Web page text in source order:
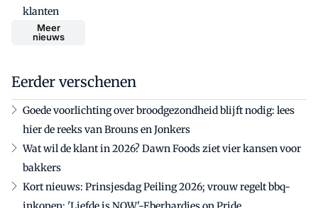
klanten
Meer
nieuws
Eerder verschenen
Goede voorlichting over broodgezondheid blijft nodig: lees
hier de reeks van Brouns en Jonkers
Wat wil de klant in 2026? Dawn Foods ziet vier kansen voor
bakkers
Kort nieuws: Prinsjesdag Peiling 2026; vrouw regelt bbq-